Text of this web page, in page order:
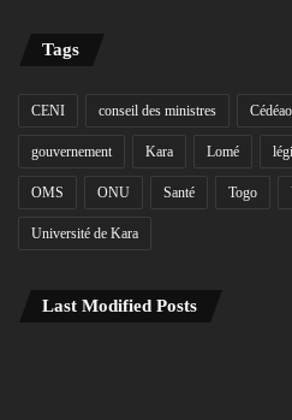
Tags
CENI conseil des ministres Cédéao
gouvernement Kara Lomé
OMS ONU Santé Togo
Université de Kara
Last Modified Posts